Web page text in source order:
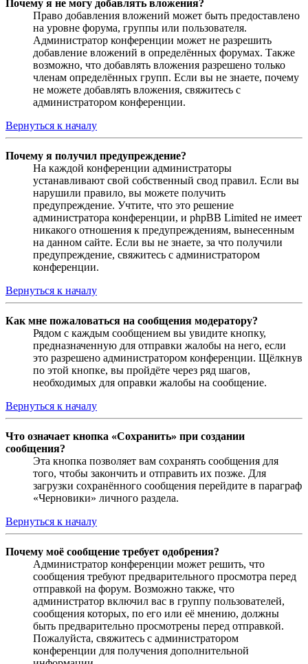
Почему я не могу добавлять вложения?
Право добавления вложений может быть предоставлено
на уровне форума, группы или пользователя.
Администратор конференции может не разрешить
добавление вложений в определённых форумах. Также
возможно, что добавлять вложения разрешено только
членам определённых групп. Если вы не знаете, почему
не можете добавлять вложения, свяжитесь с
администратором конференции.
Вернуться к началу
Почему я получил предупреждение?
На каждой конференции администраторы
устанавливают свой собственный свод правил. Если вы
нарушили правило, вы можете получить
предупреждение. Учтите, что это решение
администратора конференции, и phpBB Limited не имеет
никакого отношения к предупреждениям, вынесенным
на данном сайте. Если вы не знаете, за что получили
предупреждение, свяжитесь с администратором
конференции.
Вернуться к началу
Как мне пожаловаться на сообщения модератору?
Рядом с каждым сообщением вы увидите кнопку,
предназначенную для отправки жалобы на него, если
это разрешено администратором конференции. Щёлкнув
по этой кнопке, вы пройдёте через ряд шагов,
необходимых для оправки жалобы на сообщение.
Вернуться к началу
Что означает кнопка «Сохранить» при создании
сообщения?
Эта кнопка позволяет вам сохранять сообщения для
того, чтобы закончить и отправить их позже. Для
загрузки сохранённого сообщения перейдите в параграф
«Черновики» личного раздела.
Вернуться к началу
Почему моё сообщение требует одобрения?
Администратор конференции может решить, что
сообщения требуют предварительного просмотра перед
отправкой на форум. Возможно также, что
администратор включил вас в группу пользователей,
сообщения которых, по его или её мнению, должны
быть предварительно просмотрены перед отправкой.
Пожалуйста, свяжитесь с администратором
конференции для получения дополнительной